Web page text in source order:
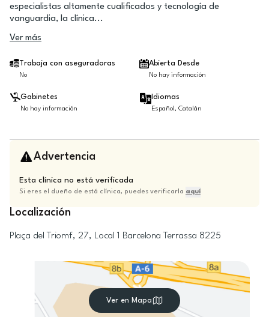
especialistas altamente cualificados y tecnología de
vanguardia, la clínica...
Ver más
Trabaja con aseguradoras
No
Abierta Desde
No hay información
Gabinetes
No hay información
Idiomas
Español, Catalán
Advertencia
Esta clínica no está verificada
Si eres el dueño de está clínica, puedes verificarla aquí
Localización
Plaça del Triomf, 27, Local 1 Barcelona Terrassa 8225
Ver en Mapa